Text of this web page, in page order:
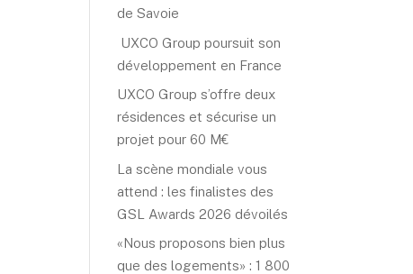
de Savoie
UXCO Group poursuit son
développement en France
UXCO Group s’offre deux
résidences et sécurise un
projet pour 60 M€
La scène mondiale vous
attend : les finalistes des
GSL Awards 2026 dévoilés
«Nous proposons bien plus
que des logements» : 1 800